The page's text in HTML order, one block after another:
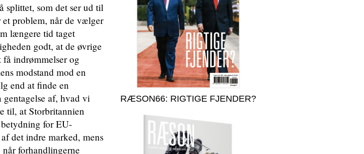
splittet, som det ser ud til
problem, når de vælger
længere tid taget
godt, at de øvrige
indrømmelser og
modstand mod en
end at finde en
af, hvad vi
til, at Storbritannien
for EU-
det indre marked, mens
forhandlingerne
RÆSON66: RIGTIGE FJENDER?